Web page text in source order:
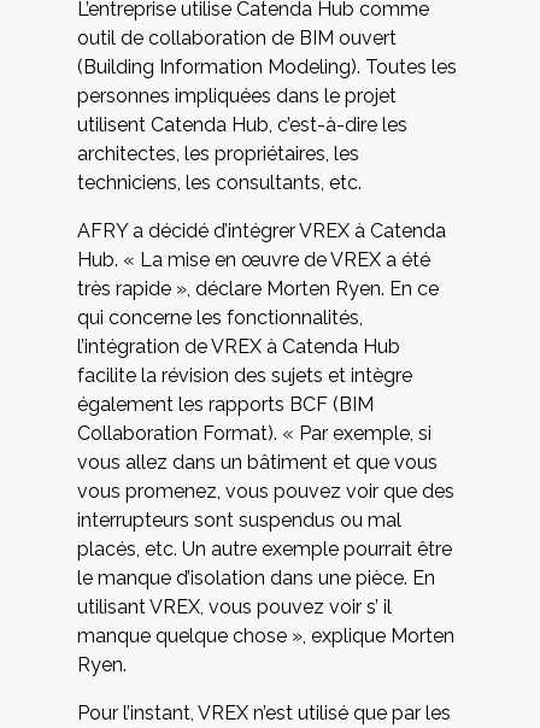
L’entreprise utilise Catenda Hub comme
outil de collaboration de BIM ouvert
(Building Information Modeling). Toutes les
personnes impliquées dans le projet
utilisent Catenda Hub, c’est-à-dire les
architectes, les propriétaires, les
techniciens, les consultants, etc.
AFRY a décidé d’intégrer VREX à Catenda
Hub. « La mise en œuvre de VREX a été
très rapide », déclare Morten Ryen. En ce
qui concerne les fonctionnalités,
l’intégration de VREX à Catenda Hub
facilite la révision des sujets et intègre
également les rapports BCF (BIM
Collaboration Format). « Par exemple, si
vous allez dans un bâtiment et que vous
vous promenez, vous pouvez voir que des
interrupteurs sont suspendus ou mal
placés, etc. Un autre exemple pourrait être
le manque d’isolation dans une pièce. En
utilisant VREX, vous pouvez voir s’ il
manque quelque chose », explique Morten
Ryen.
Pour l’instant, VREX n’est utilisé que par les